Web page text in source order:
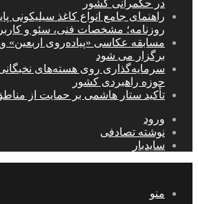
در حکمرانی کشور
راهنمای جامع انواع کاغذ سیلیکونی
روزنامه؛ مشخصات فنی، سئو و
مسابقه عکاسی «پیاده‌روی اربعین»
برگزار می شود
حوزه راهبردی کشور
تأکید ستار هاشمی بر حمایت از
ورود
نوشته تصادفی
سایدبار
منو